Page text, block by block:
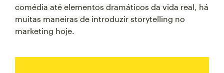
comédia até elementos dramáticos da vida real, há
muitas maneiras de introduzir storytelling no
marketing hoje.